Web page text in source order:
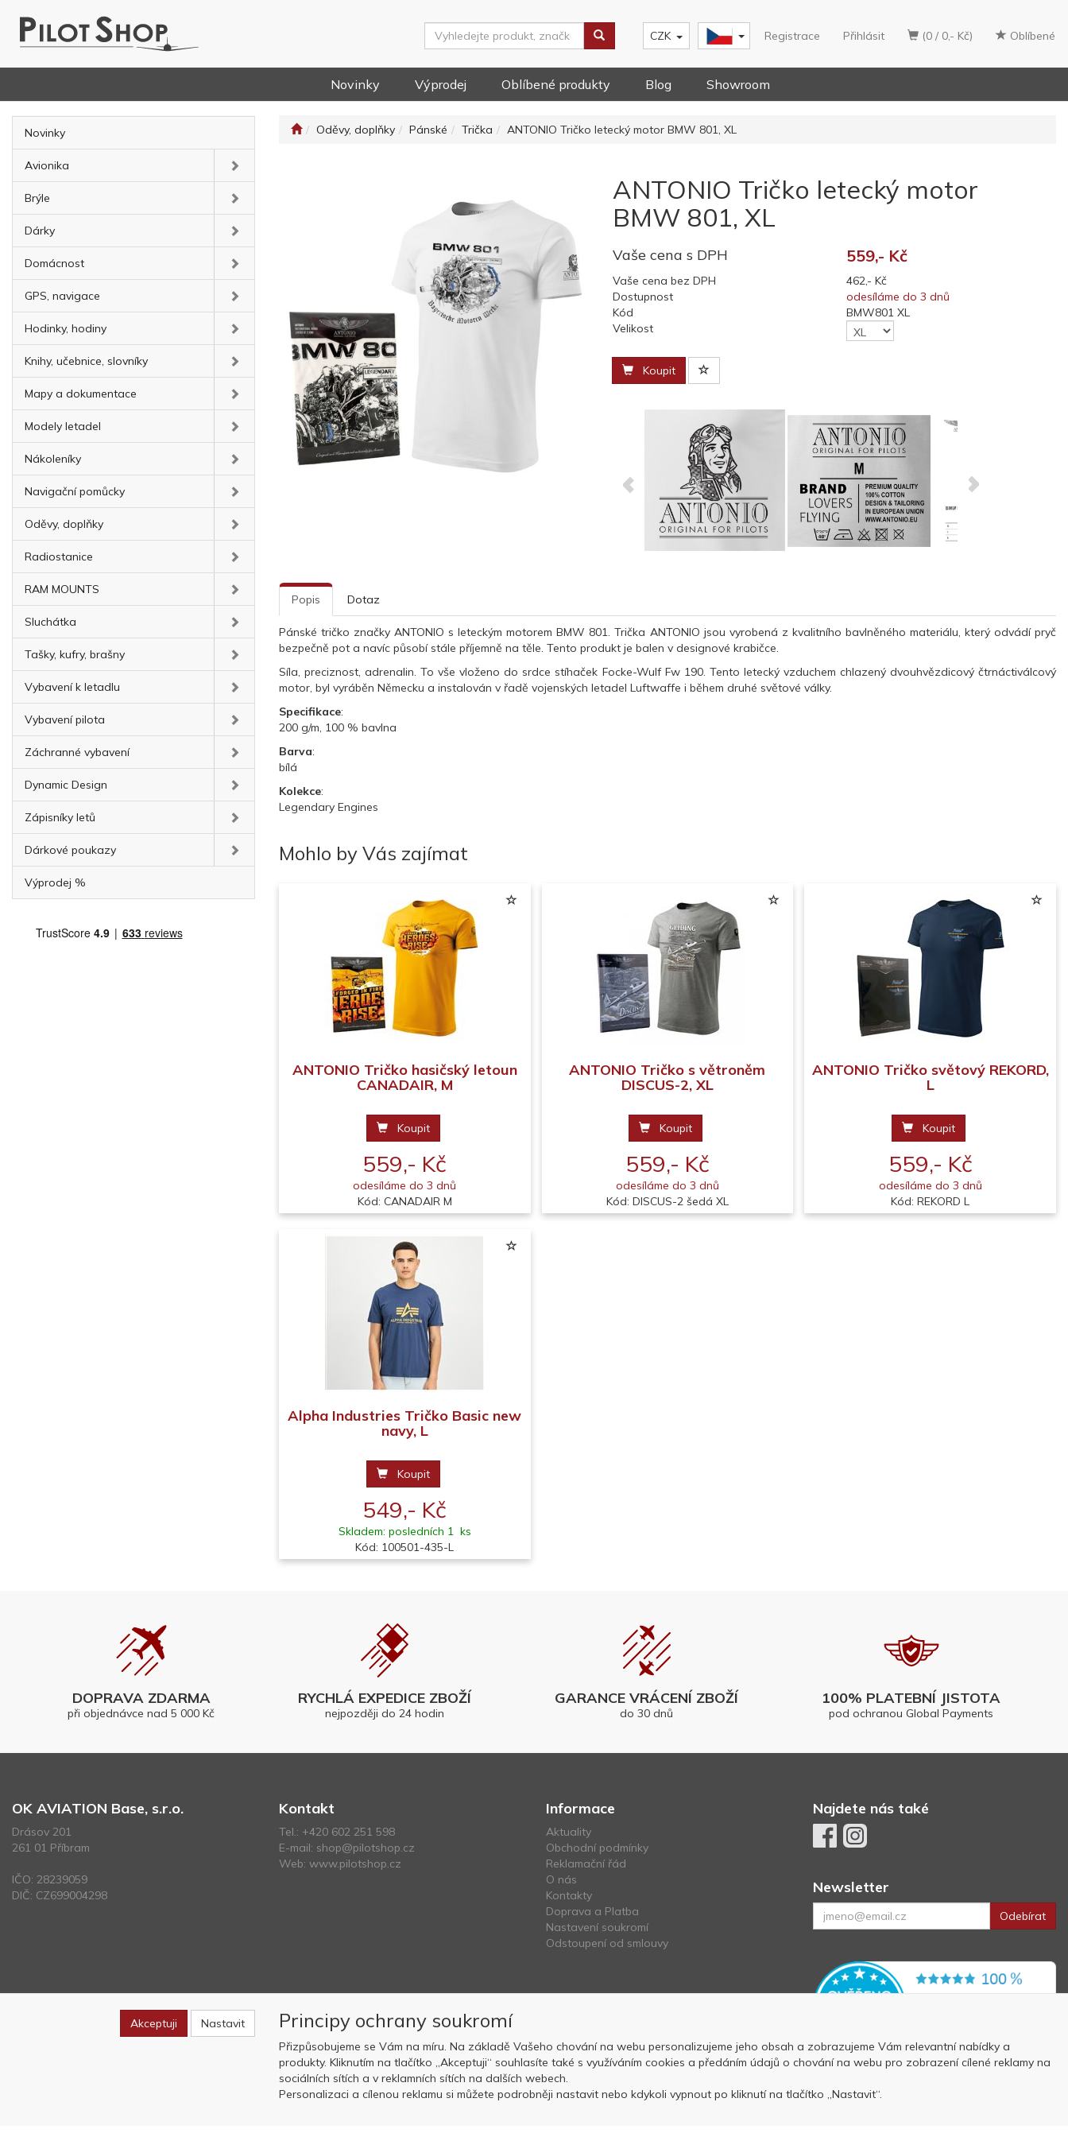
(0 / 0,- Kč) Oblíbené
Registrace Přihlásit
CZK
Novinky Výprodej Oblíbené produkty Blog Showroom
Novinky
Avionika
Brýle
Dárky
Domácnost
GPS, navigace
Hodinky, hodiny
Knihy, učebnice, slovníky
Mapy a dokumentace
Modely letadel
Nákoleníky
Navigační pomůcky
Oděvy, doplňky
Radiostanice
RAM MOUNTS
Sluchátka
Tašky, kufry, brašny
Vybavení k letadlu
Vybavení pilota
Záchranné vybavení
Dynamic Design
Zápisníky letů
Dárkové poukazy
Výprodej %
Oděvy, doplňky Pánské Trička ANTONIO Tričko letecký motor BMW 801, XL
ANTONIO Tričko letecký motor
BMW 801, XL
Vaše cena s DPH 559,- Kč
Vaše cena bez DPH
462,- Kč
Dostupnost
odesíláme do 3 dnů
Kód
BMW801 XL
Velikost
Koupit
Popis Dotaz
Pánské tričko značky ANTONIO s leteckým motorem BMW 801. Trička ANTONIO jsou vyrobená z kvalitního bavlněného materiálu, který odvádí pryč
bezpečně pot a navíc působí stále příjemně na těle. Tento produkt je balen v designové krabičce.
Síla, preciznost, adrenalin. To vše vloženo do srdce stíhaček Focke-Wulf Fw 190. Tento letecký vzduchem chlazený dvouhvězdicový čtrnáctiválcový
motor, byl vyráběn Německu a instalován v řadě vojenských letadel Luftwaffe i během druhé světové války.
Specifikace:
200 g/m, 100 % bavlna
Barva:
bílá
Kolekce:
Legendary Engines
Mohlo by Vás zajímat
ANTONIO Tričko hasičský letoun
CANADAIR, M
Koupit
559,- Kč
odesíláme do 3 dnů
Kód: CANADAIR M
ANTONIO Tričko s větroněm
DISCUS-2, XL
Koupit
559,- Kč
odesíláme do 3 dnů
Kód: DISCUS-2 šedá XL
ANTONIO Tričko světový REKORD,
L
Koupit
559,- Kč
odesíláme do 3 dnů
Kód: REKORD L
Alpha Industries Tričko Basic new
navy, L
Koupit
549,- Kč
Skladem: posledních 1 ks
Kód: 100501-435-L
DOPRAVA ZDARMA
při objednávce nad 5 000 Kč
RYCHLÁ EXPEDICE ZBOŽÍ
nejpozději do 24 hodin
GARANCE VRÁCENÍ ZBOŽÍ
do 30 dnů
100% PLATEBNÍ JISTOTA
pod ochranou Global Payments
OK AVIATION Base, s.r.o.
Drásov 201
261 01 Příbram
IČO: 28239059
DIČ: CZ699004298
Kontakt
Tel.: +420 602 251 598
E-mail: shop@pilotshop.cz
Web: www.pilotshop.cz
Informace
Aktuality
Obchodní podmínky
Reklamační řád
O nás
Kontakty
Doprava a Platba
Nastavení soukromí
Odstoupení od smlouvy
Najdete nás také
Newsletter
Odebírat
Copyright © OK AVIATION Base, s.r.o. 2022, powered by ABRA E-shop
Akceptuji Nastavit Principy ochrany soukromí
Přizpůsobujeme se Vám na míru. Na základě Vašeho chování na webu personalizujeme jeho obsah a zobrazujeme Vám relevantní nabídky a
produkty. Kliknutím na tlačítko „Akceptuji“ souhlasíte také s využíváním cookies a předáním údajů o chování na webu pro zobrazení cílené reklamy na
sociálních sítích a v reklamních sítích na dalších webech.
Personalizaci a cílenou reklamu si můžete podrobněji nastavit nebo kdykoli vypnout po kliknutí na tlačítko „Nastavit“.